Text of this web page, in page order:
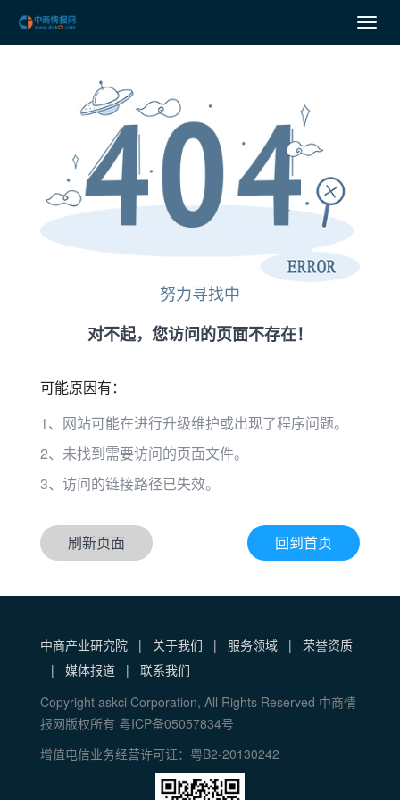
努力寻找中
对不起，您访问的页面不存在！
可能原因有：
1、网站可能在进行升级维护或出现了程序问题。
2、未找到需要访问的页面文件。
3、访问的链接路径已失效。
刷新页面 回到首页
中商产业研究院 | 关于我们 | 服务领域 |
荣誉资质
|
媒体报道 |
联系我们
Copyright askci Corporation, All Rights Reserved 中商情
报网版权所有 粤ICP备05057834号
增值电信业务经营许可证：粤B2-20130242